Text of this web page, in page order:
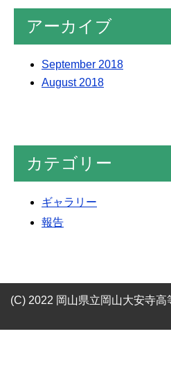
アーカイブ
September 2018
August 2018
カテゴリー
ギャラリー
報告
(C) 2022 岡山県立岡山大安寺高